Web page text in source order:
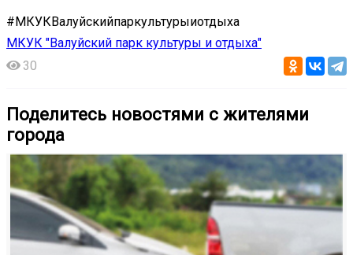
#МКУКВалуйскийпаркультурыиотдыха
МКУК "Валуйский парк культуры и отдыха"
30
Поделитесь новостями с жителями
города